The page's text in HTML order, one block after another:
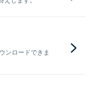
ンロードできま